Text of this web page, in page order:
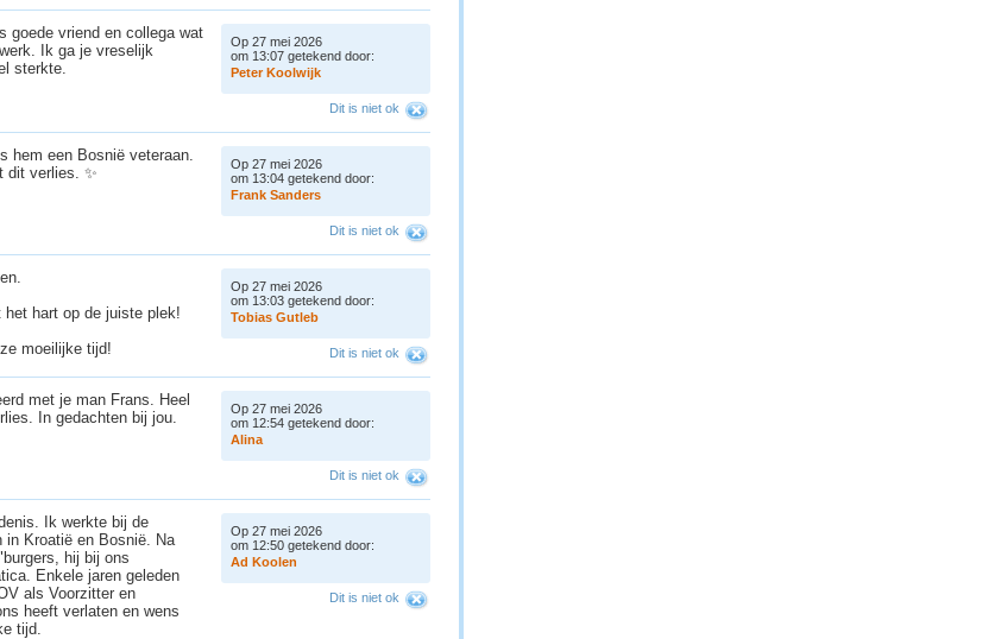
goede vriend en collega wat
Ik ga je vreselijk
sterkte.
Op 27 mei 2026
om 13:07 getekend door:
Peter Koolwijk
Dit is niet ok
hem een Bosnië veteraan.
dit verlies. ✨
Op 27 mei 2026
om 13:04 getekend door:
Frank Sanders
Dit is niet ok
hart op de juiste plek!
moeilijke tijd!
Op 27 mei 2026
om 13:03 getekend door:
Tobias Gutleb
Dit is niet ok
met je man Frans. Heel
In gedachten bij jou.
Op 27 mei 2026
om 12:54 getekend door:
Alina
Dit is niet ok
Ik werkte bij de
in Kroatië en Bosnië. Na
hij bij ons
Enkele jaren geleden
als Voorzitter en
heeft verlaten en wens
tijd.
Op 27 mei 2026
om 12:50 getekend door:
Ad Koolen
Dit is niet ok